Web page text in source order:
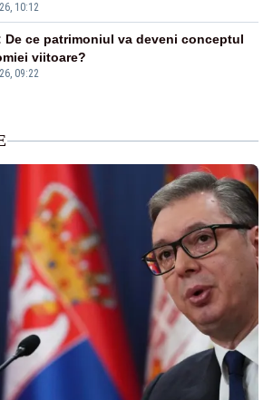
10:12
09:22
De ce patrimoniul va deveni conceptul
viitoare?